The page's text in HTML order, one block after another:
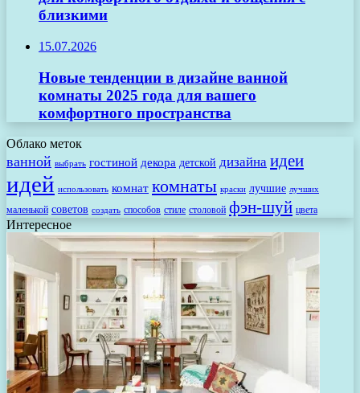
близкими
15.07.2026
Новые тенденции в дизайне ванной
комнаты 2025 года для вашего
комфортного пространства
Облако меток
ванной выбрать гостиной декора детской дизайна идеи
идей использовать комнат комнаты краски лучшие лучших
маленькой советов создать способов стиле столовой фэн-шуй цвета
Интересное